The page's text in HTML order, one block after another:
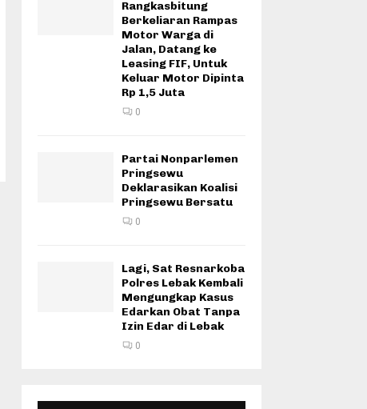
Rangkasbitung
Berkeliaran Rampas
Motor Warga di
Jalan, Datang ke
Leasing FIF, Untuk
Keluar Motor Dipinta
Rp 1,5 Juta
0
Partai Nonparlemen
Pringsewu
Deklarasikan Koalisi
Pringsewu Bersatu
0
Lagi, Sat Resnarkoba
Polres Lebak Kembali
Mengungkap Kasus
Edarkan Obat Tanpa
Izin Edar di Lebak
0